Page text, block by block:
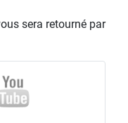
sera retourné par